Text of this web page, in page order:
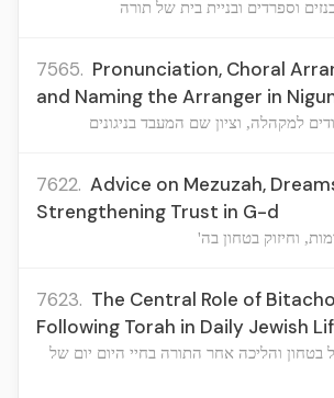
וספרדים ובניית בית של תורה
7565. Pronunciation, Choral
and Naming the Arranger in
למקהלה, וציון שם המעבד בניגונים
7622. Advice on Mezuzah,
Strengthening Trust in G-d
וחיזוק בטחון בה'
7623. The Central Role of
Following Torah in Daily Jewish
בטחון והליכה אחר התורה בחיי היום יום של